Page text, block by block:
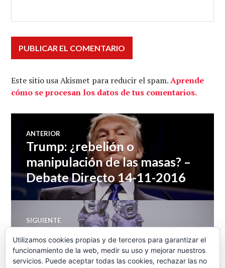
Este sitio usa Akismet para reducir el spam.Aprende
cómo se procesan los datos de tus comentarios.
Navegación
de
entradas
ANTERIOR
Entrada
anterior:
Trump: ¿rebelión o
manipulación de las masas? –
Debate Directo 14-11-2016
SIGUIENTE
siguiente:
De la reina del caos al mago
de Oz – Radio Gramsci 15-11-
2016
Utilizamos cookies propias y de terceros para garantizar el
funcionamiento de la web, medir su uso y mejorar nuestros
servicios. Puede aceptar todas las cookies, rechazar las no